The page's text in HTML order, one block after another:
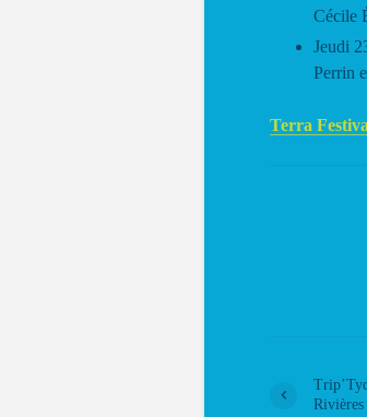
Cécile
Jeudi
Perrin
Terra
Rivières